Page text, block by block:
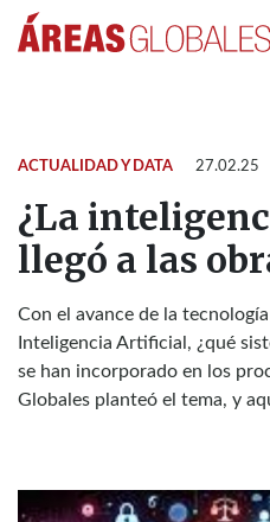
ACTUALIDAD Y DATA 27.02.25
¿La
llegó a las
Con el avance de la
Inteligencia Artificial, ¿qué
se han incorporado en los
Globales planteó el tema, y